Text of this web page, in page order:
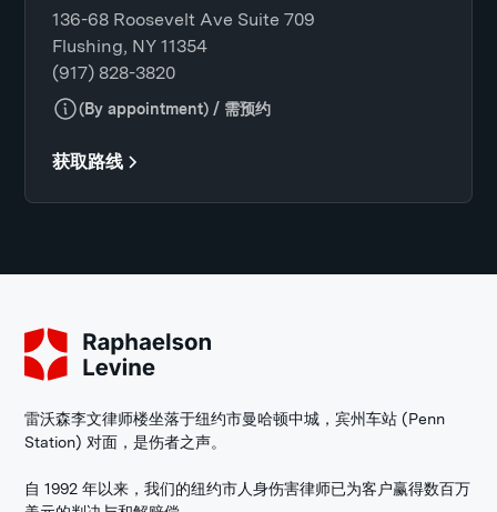
136-68 Roosevelt Ave Suite 709
Flushing, NY 11354
(917) 828-3820
(By appointment) / 需预约
获取路线
雷沃森李文律师楼坐落于纽约市曼哈顿中城，宾州车站 (Penn
Station) 对面，是伤者之声。
自 1992 年以来，我们的纽约市人身伤害律师已为客户赢得数百万